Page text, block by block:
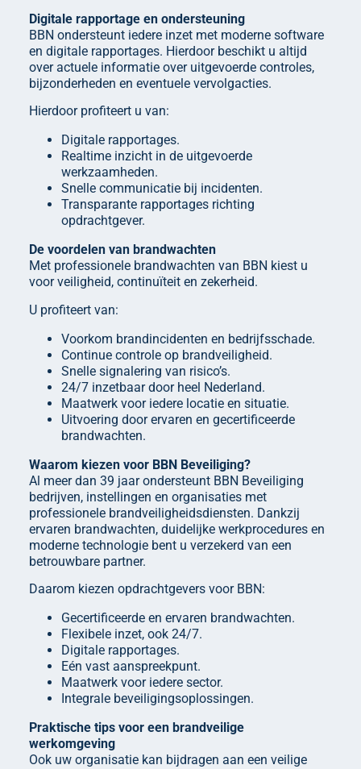
Digitale rapportage en ondersteuning
BBN ondersteunt iedere inzet met moderne software
en digitale rapportages. Hierdoor beschikt u altijd
over actuele informatie over uitgevoerde controles,
bijzonderheden en eventuele vervolgacties.
Hierdoor profiteert u van:
Digitale rapportages.
Realtime inzicht in de uitgevoerde
werkzaamheden.
Snelle communicatie bij incidenten.
Transparante rapportages richting
opdrachtgever.
De voordelen van brandwachten
Met professionele brandwachten van BBN kiest u
voor veiligheid, continuïteit en zekerheid.
U profiteert van:
Voorkom brandincidenten en bedrijfsschade.
Continue controle op brandveiligheid.
Snelle signalering van risico’s.
24/7 inzetbaar door heel Nederland.
Maatwerk voor iedere locatie en situatie.
Uitvoering door ervaren en gecertificeerde
brandwachten.
Waarom kiezen voor BBN Beveiliging?
Al meer dan 39 jaar ondersteunt BBN Beveiliging
bedrijven, instellingen en organisaties met
professionele brandveiligheidsdiensten. Dankzij
ervaren brandwachten, duidelijke werkprocedures en
moderne technologie bent u verzekerd van een
betrouwbare partner.
Daarom kiezen opdrachtgevers voor BBN:
Gecertificeerde en ervaren brandwachten.
Flexibele inzet, ook 24/7.
Digitale rapportages.
Eén vast aanspreekpunt.
Maatwerk voor iedere sector.
Integrale beveiligingsoplossingen.
Praktische tips voor een brandveilige
werkomgeving
Ook uw organisatie kan bijdragen aan een veilige